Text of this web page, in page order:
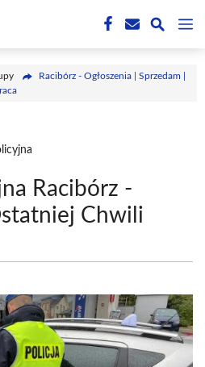
Racibórz - Ogłoszenia | Sprzedam |
Racibórz -
Chwili